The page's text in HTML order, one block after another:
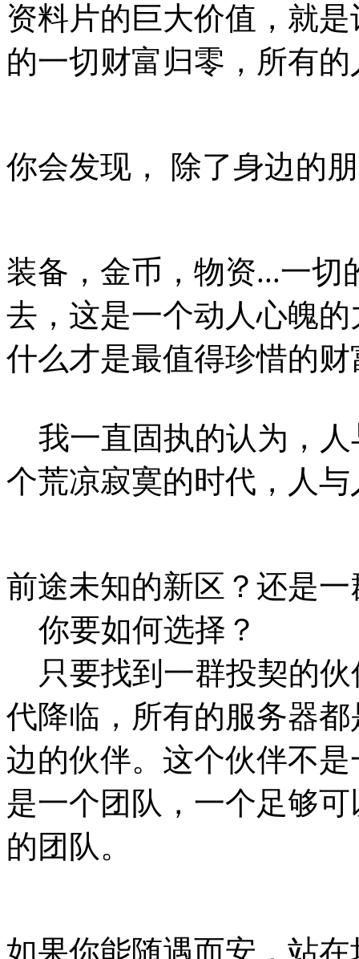
资料片的巨大价值，就
的一切财富归零，所有
你会发现， 除了身边的
装备，金币，物资...一
去，这是一个动人心魄
什么才是最值得珍惜的财
我一直固执的认为，人
个荒凉寂寞的时代，人
前途未知的新区？还是
你要如何选择？
只要找到一群投契的伙
代降临，所有的服务器
边的伙伴。这个伙伴不
是一个团队，一个足够
的团队。
如果你能随遇而安，站